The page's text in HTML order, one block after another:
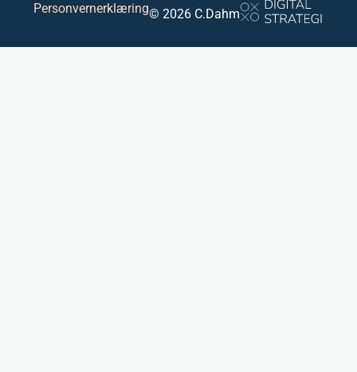
Personvernerklæring© 2026 C.Dahm